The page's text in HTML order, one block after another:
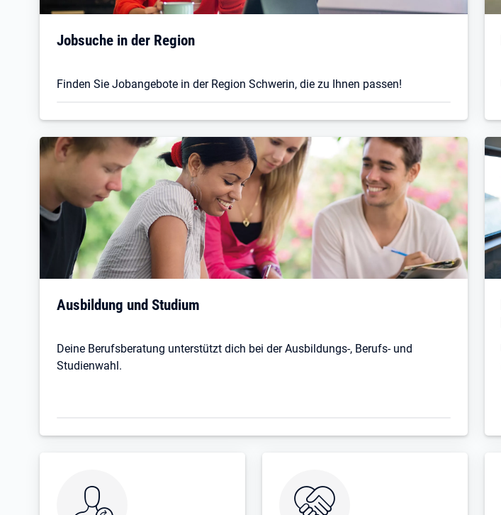
Jobsuche in der Region
Finden Sie Jobangebote in der Region Schwerin, die zu Ihnen passen!
Ausbildung und Studium
Deine Berufsberatung unterstützt dich bei der Ausbildungs-, Berufs- und
Studienwahl.